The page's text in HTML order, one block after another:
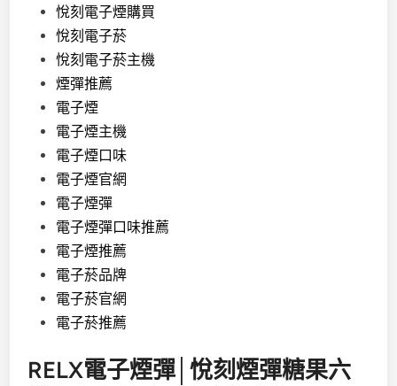
悅刻電子煙購買
悅刻電子菸
悅刻電子菸主機
煙彈推薦
電子煙
電子煙主機
電子煙口味
電子煙官網
電子煙彈
電子煙彈口味推薦
電子煙推薦
電子菸品牌
電子菸官網
電子菸推薦
RELX電子煙彈│悅刻煙彈糖果六